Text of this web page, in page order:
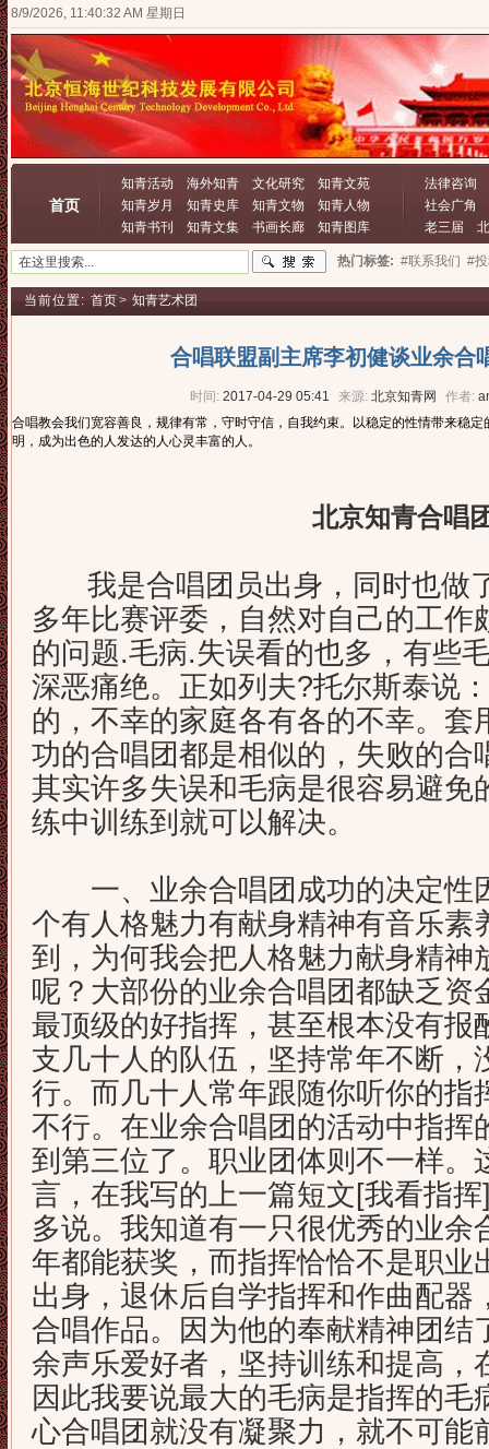
8/9/2026, 11:40:33 AM 星期日
首页
知青活动 海外知青 文化研究
知青文苑
知青岁月
知青史库 知青文物
知青人物
知青书刊
知青文集 书画长廊 知青图库
法律咨询
社会广角
老三届
热门标签: #联系我们 #
当前位置: 首页> 知青艺术团
合唱联盟副主席李初健谈业余合
时间: 2017-04-29 05:41 来源: 北京知青网 作者:
合唱教会我们宽容善良，规律有常，守时守信，自我约束。以稳定的性情带来稳
明，成为出色的人发达的人心灵丰富的人。
北京知青合唱
我是合唱团员出身，同时也做
多年比赛评委，自然对自己的工作
的问题.毛病.失误看的也多，有些
深恶痛绝。正如列夫?托尔斯泰说
的，不幸的家庭各有各的不幸。套
功的合唱团都是相似的，失败的合
其实许多失误和毛病是很容易避免
练中训练到就可以解决。
一、业余合唱团成功的决定性
个有人格魅力有献身精神有音乐素
到，为何我会把人格魅力献身精神
呢？大部份的业余合唱团都缺乏资
最顶级的好指挥，甚至根本没有报
支几十人的队伍，坚持常年不断，
行。而几十人常年跟随你听你的指
不行。在业余合唱团的活动中指挥
到第三位了。职业团体则不一样。
言，在我写的上一篇短文[我看指
多说。我知道有一只很优秀的业余
年都能获奖，而指挥恰恰不是职业
出身，退休后自学指挥和作曲配器
合唱作品。因为他的奉献精神团结
余声乐爱好者，坚持训练和提高，
因此我要说最大的毛病是指挥的毛
心合唱团就没有凝聚力，就不可能